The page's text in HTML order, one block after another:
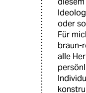
oder
Für
braun-
alle